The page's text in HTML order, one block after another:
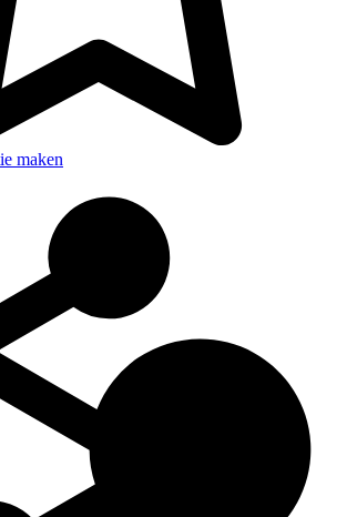
maken